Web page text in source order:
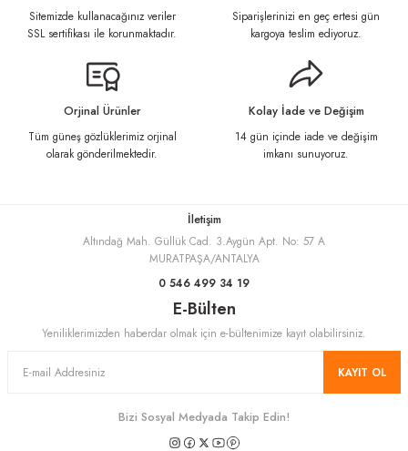
Ürün resmi kalitesiz, bozuk veya görüntülenemiyor.
Ürün bilgilerinde hatalar bulunuyor.
Gönder
Sitemizde kullanacağınız veriler
SSL sertifikası ile korunmaktadır.
Siparişlerinizi en geç ertesi gün
kargoya teslim ediyoruz.
Orjinal Ürünler
Tüm güneş gözlüklerimiz orjinal
olarak gönderilmektedir.
Kolay İade ve Değişim
14 gün içinde iade ve değişim
imkanı sunuyoruz.
İletişim
Altındağ Mah. Güllük Cad. 3.Aygün Apt. No: 57 A
MURATPAŞA/ANTALYA
0 546 499 34 19
E-Bülten
Yeniliklerimizden haberdar olmak için e-bültenimize kayıt olabilirsiniz.
KAYIT OL
Bizi Sosyal Medyada Takip Edin!